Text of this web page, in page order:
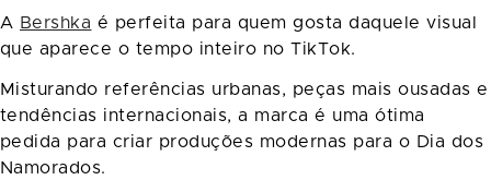
A Bershka é perfeita para quem gosta daquele visual
que aparece o tempo inteiro no TikTok.
Misturando referências urbanas, peças mais ousadas e
tendências internacionais, a marca é uma ótima
pedida para criar produções modernas para o Dia dos
Namorados.